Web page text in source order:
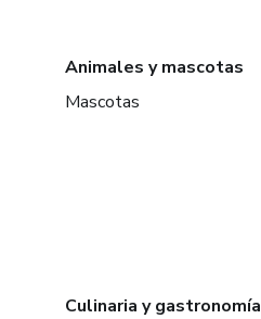
Animales y mascotas
Mascotas
Culinaria y gastronomía